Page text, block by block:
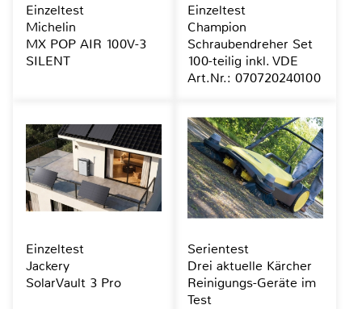
Einzeltest
Michelin
MX POP AIR 100V-3
SILENT
Einzeltest
Champion
Schraubendreher Set
100-teilig inkl. VDE
Art.Nr.: 070720240100
Einzeltest
Jackery
SolarVault 3 Pro
Serientest
Drei aktuelle Kärcher
Reinigungs-Geräte im
Test